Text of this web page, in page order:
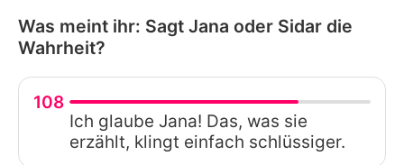
Was meint ihr: Sagt Jana oder Sidar die
Wahrheit?
108
Ich glaube Jana! Das, was sie
erzählt, klingt einfach schlüssiger.